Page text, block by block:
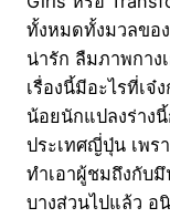
ทั้งหมดทั้งมวลขอ
น่ารัก ลืมภาพกาง
เรื่องนี้มีอะไรที่เ
น้อยนักแปลงร่าง
ประเทศญี่ปุ่น เพ
ทำเอาผู้ชมถึงกับ
บางส่วนไปแล้ว อ